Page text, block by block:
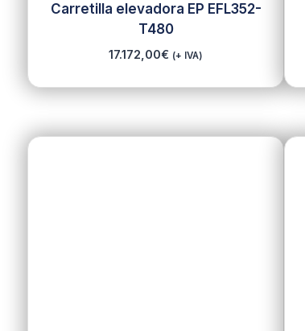
Carretilla elevadora EP EFL352-
T480
17.172,00€ (+ IVA)